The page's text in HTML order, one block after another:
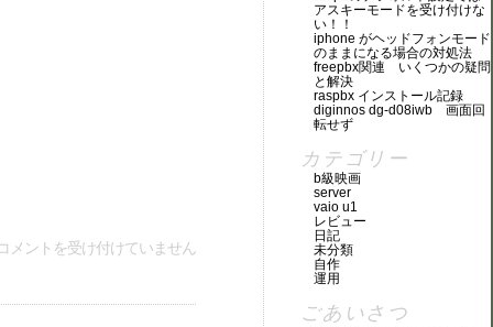
メントを受け付けていません
アスキーモードを受け付けな
い！！
iphone がヘッドフォンモード
のままになる場合の対処法
freepbx関連 いくつかの疑問
と解決
raspbx インストール記録
diginnos dg-d08iwb 画面回
転せず
カテゴリー
b級映画
server
vaio u1
レビュー
日記
未分類
自作
運用
ごあいさつ